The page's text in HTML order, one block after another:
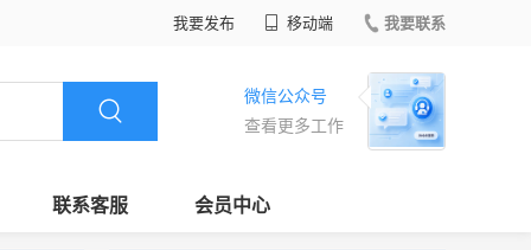
我要发布 移动端 我要联系
微信公众号
查看更多工作
联系客服 会员中心